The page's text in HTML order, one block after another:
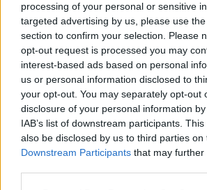
processing of your personal or sensitive
targeted advertising by us, please use
section to confirm your selection. Please
opt-out request is processed you may
interest-based ads based on personal
us or personal information disclosed to
your opt-out. You may separately opt-out
disclosure of your personal information
IAB’s list of downstream participants.
also be disclosed by us to third parties on
Downstream Participants that may
”God chans att bli ny
Utbudet av terrängdugliga kombibilar
nu på av eldrivna Toyota bZ4X Touring.